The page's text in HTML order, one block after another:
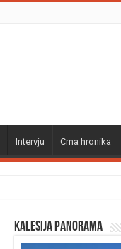
Intervju Crna hronika
Kalesija panorama